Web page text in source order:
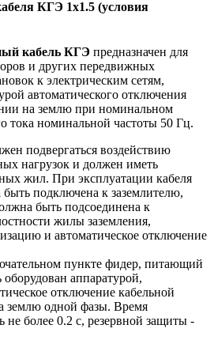
КГЭ 1х1.5 (условия
кабель КГЭ предназначен для
и других передвижных
к электрическим сетям,
автоматического отключения
на землю при номинальном
тока номинальной частоты 50 Гц.
подвергаться воздействию
нагрузок и должен иметь
жил. При эксплуатации кабеля
подключена к заземлителю,
быть подсоединена к
жилы заземления,
и автоматическое отключение
пункте фидер, питающий
аппаратурой,
отключение кабельной
землю одной фазы. Время
более 0.2 с, резервной защиты -